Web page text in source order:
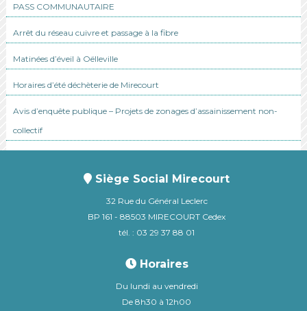
PASS COMMUNAUTAIRE
Arrêt du réseau cuivre et passage à la fibre
Matinées d’éveil à Oëlleville
Horaires d’été déchèterie de Mirecourt
Avis d’enquête publique – Projets de zonages d’assainissement non-
collectif
Siège Social Mirecourt
32 Rue du Général Leclerc
BP 161 - 88503 MIRECOURT Cedex
tél. : 03 29 37 88 01
Horaires
Du lundi au vendredi
De 8h30 à 12h00